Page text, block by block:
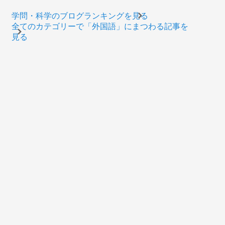
学問・科学のブログランキングを見る
全てのカテゴリーで「外国語」にまつわる記事を
見る